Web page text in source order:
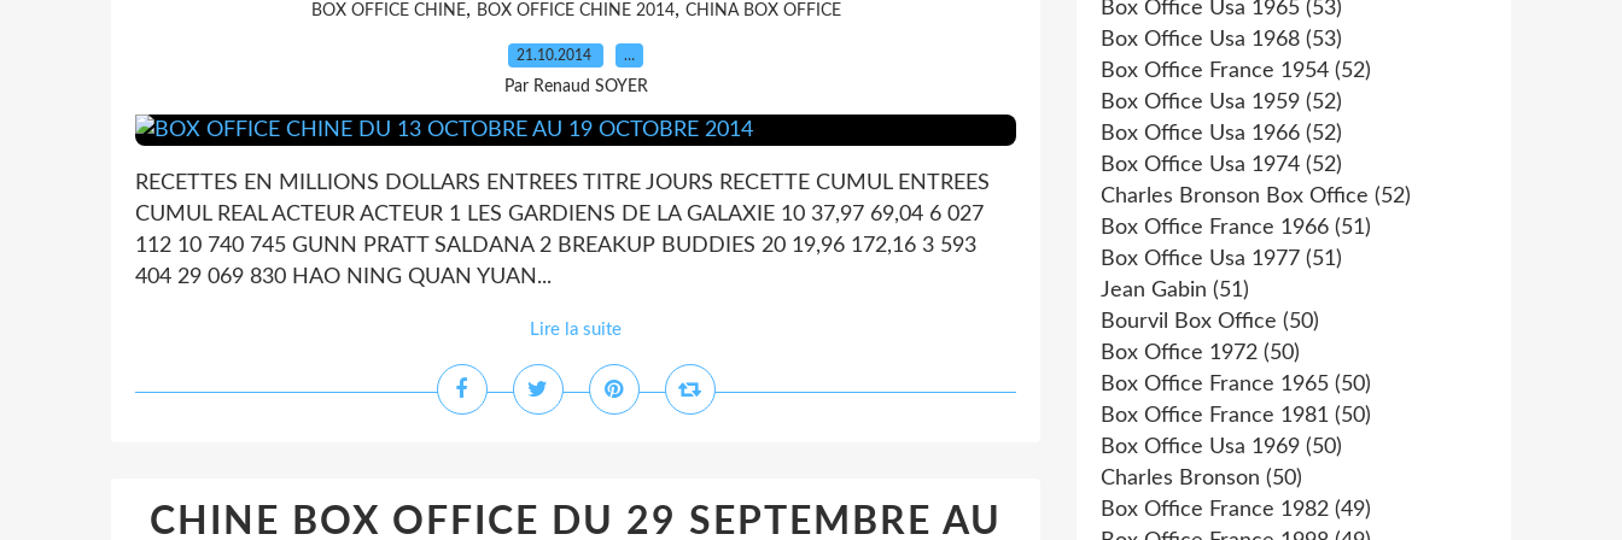
BOX OFFICE CHINE, BOX OFFICE CHINE 2014, CHINA BOX OFFICE
21.10.2014 …
Par Renaud SOYER
RECETTES EN MILLIONS DOLLARS ENTREES TITRE JOURS RECETTE CUMUL ENTREES
CUMUL REAL ACTEUR ACTEUR 1 LES GARDIENS DE LA GALAXIE 10 37,97 69,04 6 027
112 10 740 745 GUNN PRATT SALDANA 2 BREAKUP BUDDIES 20 19,96 172,16 3 593
404 29 069 830 HAO NING QUAN YUAN...
Lire la suite
CHINE BOX OFFICE DU 29 SEPTEMBRE AU
Box Office Usa 1965 (53)
Box Office Usa 1968 (53)
Box Office France 1954 (52)
Box Office Usa 1959 (52)
Box Office Usa 1966 (52)
Box Office Usa 1974 (52)
Charles Bronson Box Office (52)
Box Office France 1966 (51)
Box Office Usa 1977 (51)
Jean Gabin (51)
Bourvil Box Office (50)
Box Office 1972 (50)
Box Office France 1965 (50)
Box Office France 1981 (50)
Box Office Usa 1969 (50)
Charles Bronson (50)
Box Office France 1982 (49)